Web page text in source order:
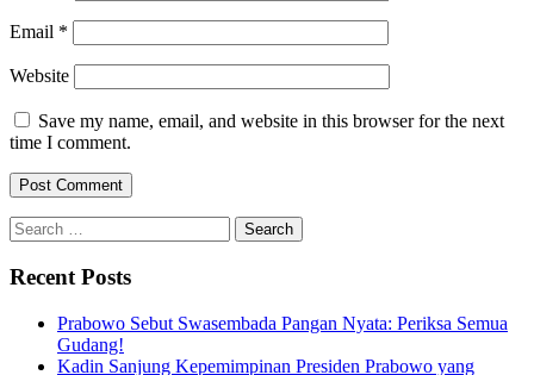
Email *
Website
Save my name, email, and website in this browser for the next
time I comment.
Search
for:
Recent Posts
Prabowo Sebut Swasembada Pangan Nyata: Periksa Semua
Gudang!
Kadin Sanjung Kepemimpinan Presiden Prabowo yang